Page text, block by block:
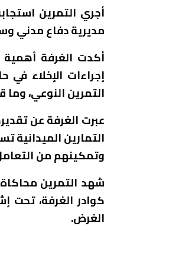
أجري التمرين
مديرية دفاع مدني
أكدت الغرفة أهمية
إجراءات الإخلاء
التمرين النوعي،
عبرت الغرفة عن
التمارين
وتمكينهم من
شهد التمرين
كوادر الغرفة، تحت
الغرض.